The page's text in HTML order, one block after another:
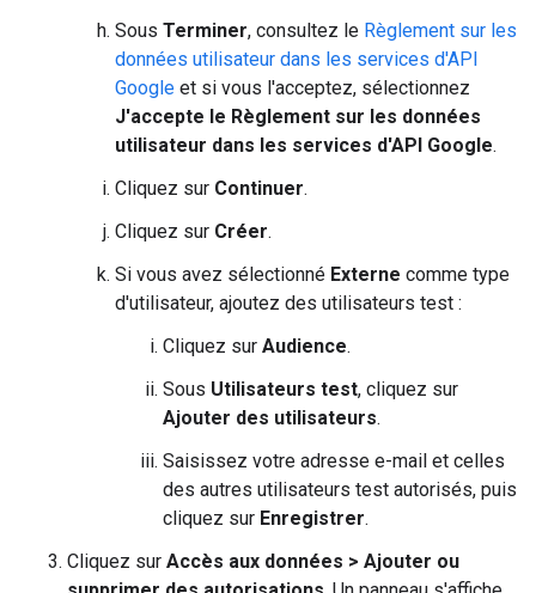
Sous Terminer, consultez le Règlement sur les
données utilisateur dans les services d'API
Google et si vous l'acceptez, sélectionnez
J'accepte le Règlement sur les données
utilisateur dans les services d'API Google.
Cliquez sur Continuer.
Cliquez sur Créer.
Si vous avez sélectionné Externe comme type
d'utilisateur, ajoutez des utilisateurs test :
Cliquez sur Audience.
Sous Utilisateurs test, cliquez sur
Ajouter des utilisateurs.
Saisissez votre adresse e-mail et celles
des autres utilisateurs test autorisés, puis
cliquez sur Enregistrer.
Cliquez sur Accès aux données > Ajouter ou